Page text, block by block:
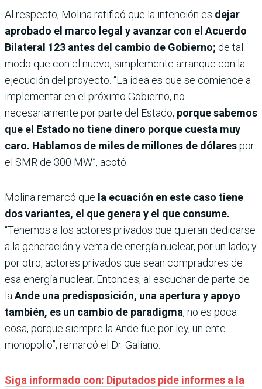
Al respecto, Molina ratificó que la intención es dejar
aprobado el marco legal y avanzar con el Acuerdo
Bilateral 123 antes del cambio de Gobierno; de tal
modo que con el nuevo, simplemente arranque con la
ejecución del proyecto. “La idea es que se comience a
implementar en el próximo Gobierno, no
necesariamente por parte del Estado, porque sabemos
que el Estado no tiene dinero porque cuesta muy
caro. Hablamos de miles de millones de dólarespor
el SMR de 300 MW”, acotó.
Molina remarcó que la ecuación en este caso tiene
dos variantes, el que genera y el que consume.
“Tenemos a los actores privados que quieran dedicarse
a la generación y venta de energía nuclear, por un lado; y
por otro, actores privados que sean compradores de
esa energía nuclear. Entonces, al escuchar de parte de
la Ande una predisposición, una apertura y apoyo
también, es un cambio de paradigma, no es poca
cosa, porque siempre la Ande fue por ley, un ente
monopolio”, remarcó el Dr. Galiano.
Siga informado con: Diputados pide informes a la